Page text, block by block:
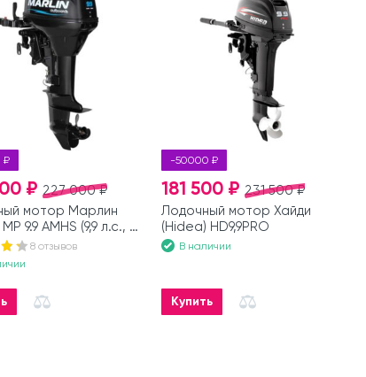
₽
227 000 ₽
₽
мотор Марлин
9.9 AMHS (9,9 л.с., 2
8 отзывов
-50000 ₽
231 500 ₽
181 500 ₽
Лодочный мотор Хайди
(Hidea) HD9,9PRO
В наличии
Купить